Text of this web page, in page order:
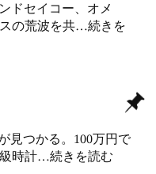
ドセイコー、オメ
の荒波を共…続きを
見つかる。100万円で
時計…続きを読む